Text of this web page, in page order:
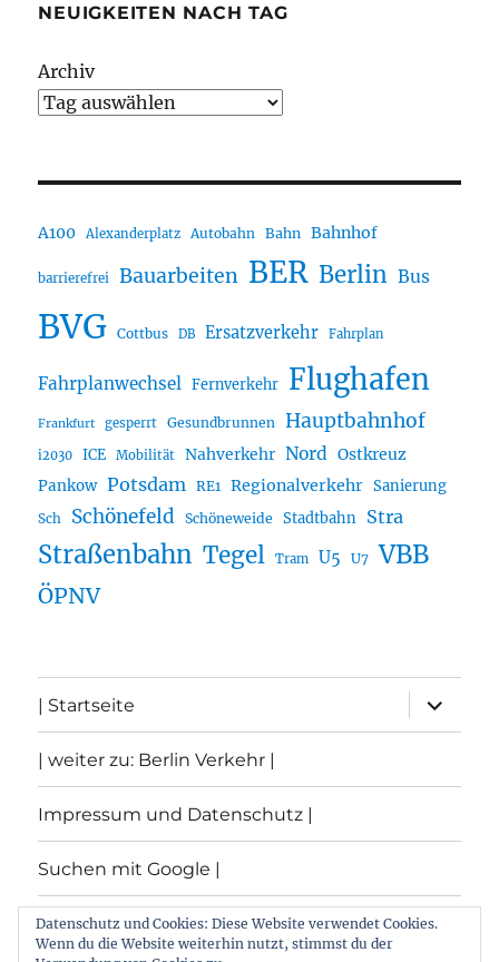
NEUIGKEITEN NACH TAG
Archiv
A100 Alexanderplatz Autobahn Bahn Bahnhof
barrierefrei Bauarbeiten BER Berlin Bus
BVG Cottbus DB Ersatzverkehr Fahrplan
Fahrplanwechsel Fernverkehr Flughafen
Frankfurt gesperrt Gesundbrunnen Hauptbahnhof
i2030 ICE Mobilität Nahverkehr Nord Ostkreuz
Pankow Potsdam RE1 Regionalverkehr Sanierung
Sch Schönefeld Schöneweide Stadtbahn Stra
Straßenbahn Tegel Tram U5 U7 VBB
ÖPNV
| Startseite
öffnen
| weiter zu: Berlin Verkehr |
Impressum und Datenschutz |
Suchen mit Google |
Themen
Datenschutz und Cookies: Diese Website verwendet Cookies.
Wenn du die Website weiterhin nutzt, stimmst du der